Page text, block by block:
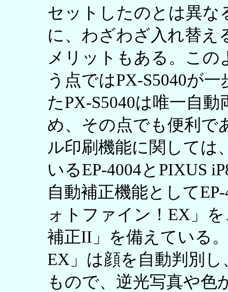
セットしたのとは異な
に、わざわざ入れ替え
メリットもある。この
う点ではPX-S5040が
たPX-S5040は唯一自
め、その点でも便利で
ル印刷機能に関しては
いるEP-4004とPIXUS
自動補正機能として
ォトファイン！EX」
補正II」を備えている
EX」は顔を自動判別
もので、逆光写真や色